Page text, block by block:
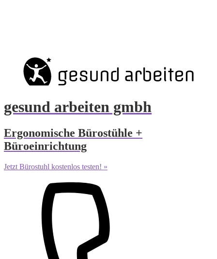
gesund arbeiten gmbh
Ergonomische Bürostühle +
Büroeinrichtung
Jetzt Bürostuhl kostenlos testen! »